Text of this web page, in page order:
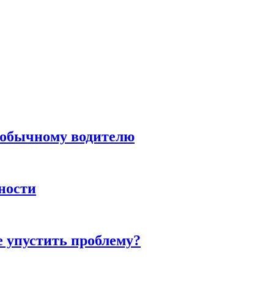
водителю
проблему?